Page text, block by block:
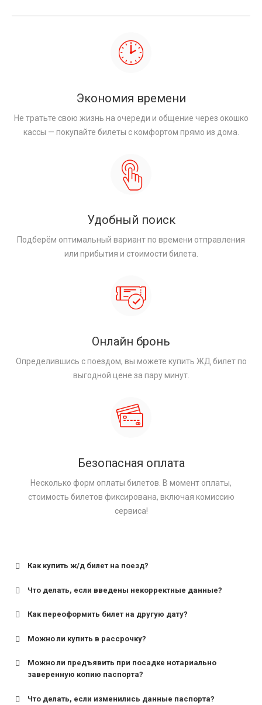
Экономия времени
Не тратьте свою жизнь на очереди и общение через окошко
кассы — покупайте билеты с комфортом прямо из дома.
Удобный поиск
Подберём оптимальный вариант по времени отправления
или прибытия и стоимости билета.
Онлайн бронь
Определившись с поездом, вы можете купить ЖД билет по
выгодной цене за пару минут.
Безопасная оплата
Несколько форм оплаты билетов. В момент оплаты,
стоимость билетов фиксирована, включая комиссию
сервиса!
Как купить ж/д билет на поезд?
Что делать, если введены некорректные данные?
Как переоформить билет на другую дату?
Можно ли купить в рассрочку?
Можно ли предъявить при посадке нотариально
заверенную копию паспорта?
Что делать, если изменились данные паспорта?